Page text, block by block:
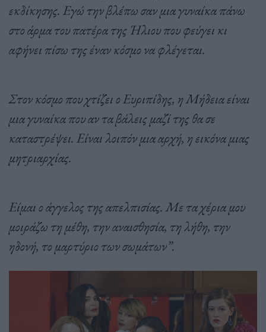
εκδίκησης. Εγώ την βλέπω σαν μια γυναίκα πάνω
στο άρμα του πατέρα της Ήλιου που φεύγει κι
αφήνει πίσω της έναν κόσμο να φλέγεται.
Στον κόσμο που χτίζει ο Ευριπίδης, η Μήδεια είναι
μια γυναίκα που αν τα βάλεις μαζί της θα σε
καταστρέψει. Είναι λοιπόν μια αρχή, η εικόνα μιας
μητριαρχίας.
Είμαι ο άγγελος της απελπισίας. Με τα χέρια μου
μοιράζω τη μέθη, την αναισθησία, τη λήθη, την
ηδονή, το μαρτύριο των σωμάτων”.